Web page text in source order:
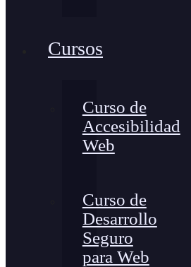
Cursos
Curso de
Accesibilidad
Web
Curso de
Desarrollo
Seguro
para Web